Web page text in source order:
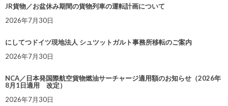
JR貨物／お盆休み期間の貨物列車の運転計画について
2026年7月30日
にしてつドイツ現地法人 シュツットガルト事務所移転のご案内
2026年7月30日
NCA／日本発国際航空貨物燃油サーチャージ適用額のお知らせ（2026年
8月1日適用 改定）
2026年7月30日